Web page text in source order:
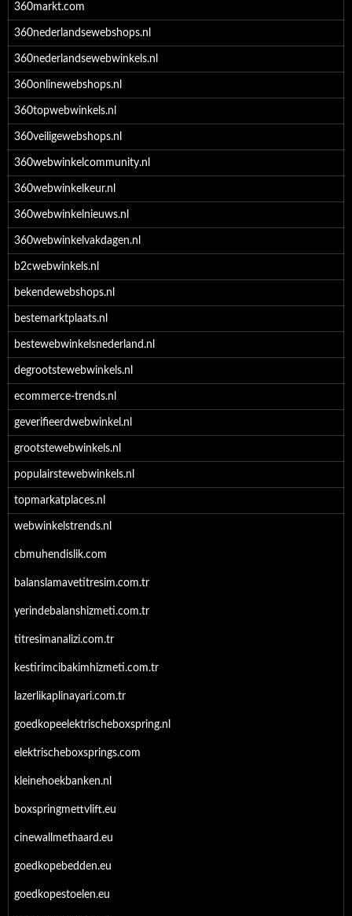
360markt.com
360nederlandsewebshops.nl
360nederlandsewebwinkels.nl
360onlinewebshops.nl
360topwebwinkels.nl
360veiligewebshops.nl
360webwinkelcommunity.nl
360webwinkelkeur.nl
360webwinkelnieuws.nl
360webwinkelvakdagen.nl
b2cwebwinkels.nl
bekendewebshops.nl
bestemarktplaats.nl
bestewebwinkelsnederland.nl
degrootstewebwinkels.nl
ecommerce-trends.nl
geverifieerdwebwinkel.nl
grootstewebwinkels.nl
populairstewebwinkels.nl
topmarkatplaces.nl
webwinkelstrends.nl
cbmuhendislik.com
balanslamavetitresim.com.tr
yerindebalanshizmeti.com.tr
titresimanalizi.com.tr
kestirimcibakimhizmeti.com.tr
lazerlikaplinayari.com.tr
goedkopeelektrischeboxspring.nl
elektrischeboxsprings.com
kleinehoekbanken.nl
boxspringmettvlift.eu
cinewallmethaard.eu
goedkopebedden.eu
goedkopestoelen.eu